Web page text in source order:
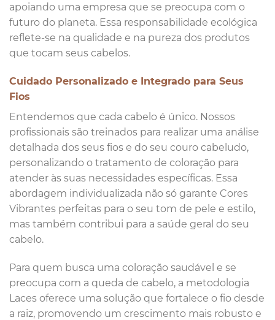
apoiando uma empresa que se preocupa com o
futuro do planeta. Essa responsabilidade ecológica
reflete-se na qualidade e na pureza dos produtos
que tocam seus cabelos.
Cuidado Personalizado e Integrado para Seus
Fios
Entendemos que cada cabelo é único. Nossos
profissionais são treinados para realizar uma análise
detalhada dos seus fios e do seu couro cabeludo,
personalizando o tratamento de coloração para
atender às suas necessidades específicas. Essa
abordagem individualizada não só garante Cores
Vibrantes perfeitas para o seu tom de pele e estilo,
mas também contribui para a saúde geral do seu
cabelo.
Para quem busca uma coloração saudável e se
preocupa com a queda de cabelo, a metodologia
Laces oferece uma solução que fortalece o fio desde
a raiz, promovendo um crescimento mais robusto e